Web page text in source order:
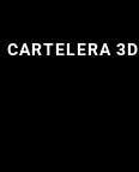
CARTELERA 3D